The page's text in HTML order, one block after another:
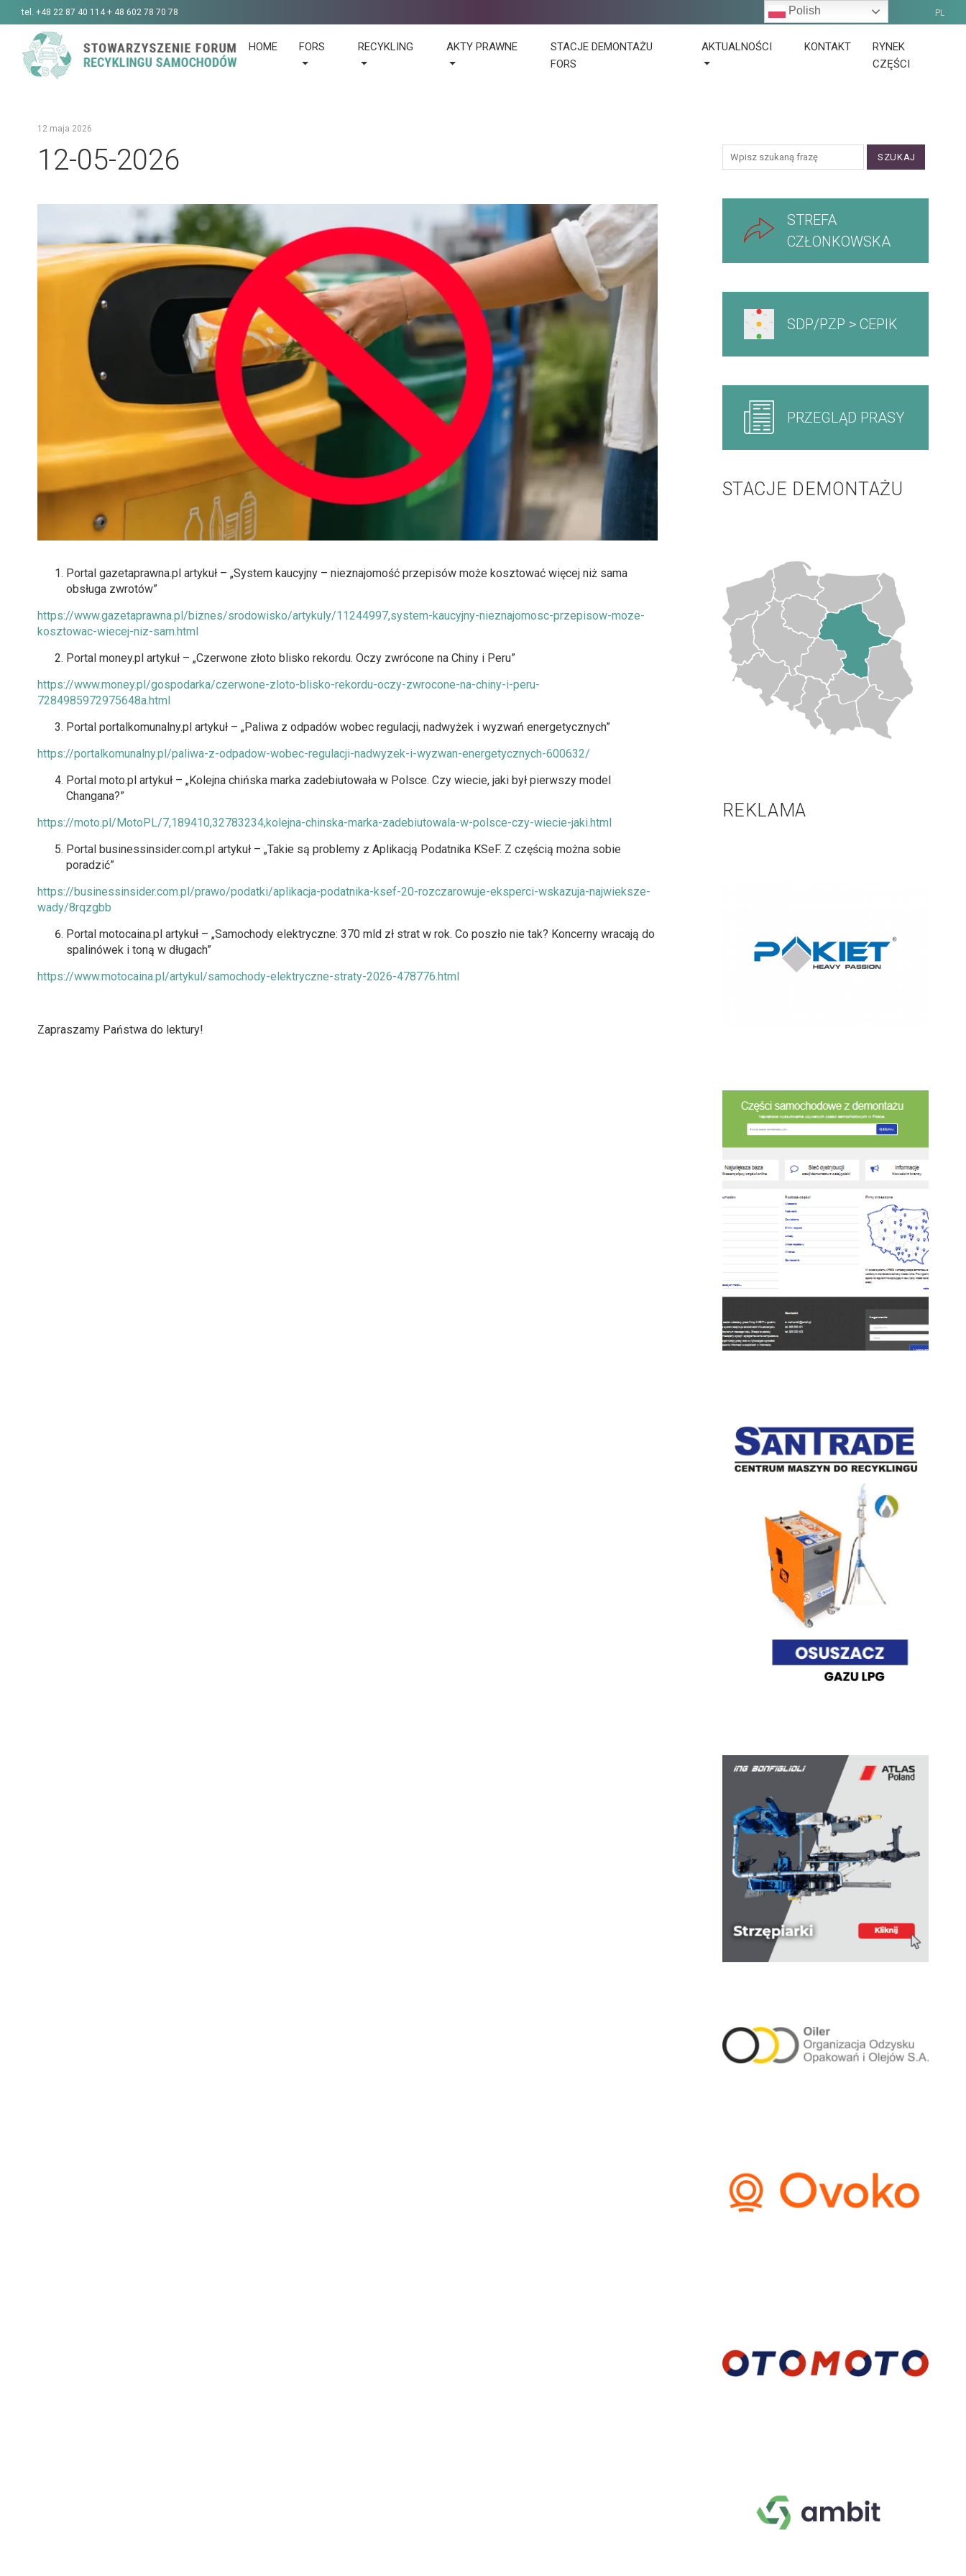
tel. +48 22 87 40 114 + 48 602 78 70 78 PL
HOME FORS RECYKLING AKTY PRAWNE
STACJE DEMONTAŻU
FORS
AKTUALNOŚCI KONTAKT
RYNEK
CZĘŚCI
12 maja 2026
12-05-2026
Portal gazetaprawna.pl artykuł – „System kaucyjny – nieznajomość przepisów może kosztować więcej niż sama
obsługa zwrotów”
https://www.gazetaprawna.pl/biznes/srodowisko/artykuly/11244997,system-kaucyjny-nieznajomosc-przepisow-moze-
kosztowac-wiecej-niz-sam.html
Portal money.pl artykuł – „Czerwone złoto blisko rekordu. Oczy zwrócone na Chiny i Peru”
https://www.money.pl/gospodarka/czerwone-zloto-blisko-rekordu-oczy-zwrocone-na-chiny-i-peru-
7284985972975648a.html
Portal portalkomunalny.pl artykuł – „Paliwa z odpadów wobec regulacji, nadwyżek i wyzwań energetycznych”
https://portalkomunalny.pl/paliwa-z-odpadow-wobec-regulacji-nadwyzek-i-wyzwan-energetycznych-600632/
Portal moto.pl artykuł – „Kolejna chińska marka zadebiutowała w Polsce. Czy wiecie, jaki był pierwszy model
Changana?”
https://moto.pl/MotoPL/7,189410,32783234,kolejna-chinska-marka-zadebiutowala-w-polsce-czy-wiecie-jaki.html
Portal businessinsider.com.pl artykuł – „Takie są problemy z Aplikacją Podatnika KSeF. Z częścią można sobie
poradzić”
https://businessinsider.com.pl/prawo/podatki/aplikacja-podatnika-ksef-20-rozczarowuje-eksperci-wskazuja-najwieksze-
wady/8rqzgbb
Portal motocaina.pl artykuł – „Samochody elektryczne: 370 mld zł strat w rok. Co poszło nie tak? Koncerny wracają do
spalinówek i toną w długach”
https://www.motocaina.pl/artykul/samochody-elektryczne-straty-2026-478776.html
Zapraszamy Państwa do lektury!
SZUKAJ
STREFA
CZŁONKOWSKA
SDP/PZP > CEPIK
PRZEGLĄD PRASY
STACJE DEMONTAŻU
REKLAMA
Polish